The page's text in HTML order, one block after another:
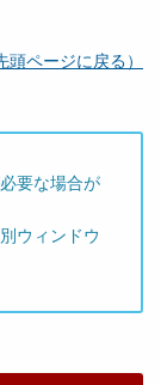
ページに戻る）
要な場合が
別ウィンドウ